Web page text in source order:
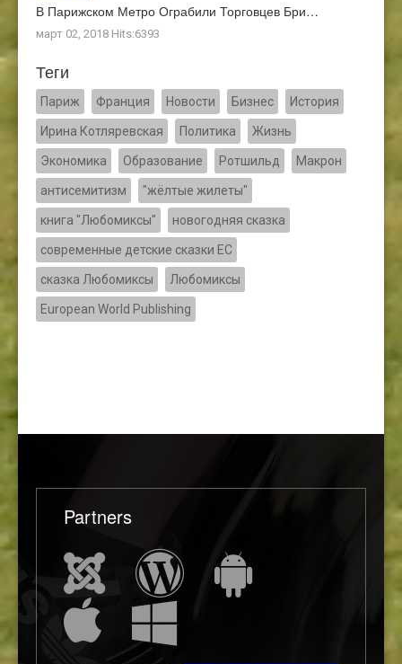
В Парижском Метро Ограбили Торговцев Бри…
март 02, 2018 Hits:6393
Теги
Париж Франция Новости Бизнес История
Ирина Котляревская Политика Жизнь
Экономика Образование Ротшильд Макрон
антисемитизм "жёлтые жилеты"
книга "Любомиксы" новогодняя сказка
современные детские сказки ЕС
сказка Любомиксы Любомиксы
European World Publishing
Partners